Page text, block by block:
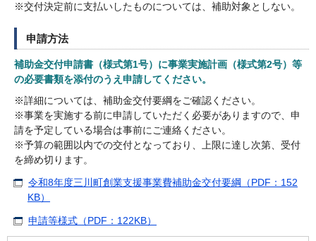
※交付決定前に支払いしたものについては、補助対象としない。
申請方法
補助金交付申請書（様式第1号）に事業実施計画（様式第2号）等
の必要書類を添付のうえ申請してください。
※詳細については、補助金交付要綱をご確認ください。
※事業を実施する前に申請していただく必要がありますので、申
請を予定している場合は事前にご連絡ください。
※予算の範囲以内での交付となっており、上限に達し次第、受付
を締め切ります。
令和8年度三川町創業支援事業費補助金交付要綱（PDF：152
KB）
申請等様式（PDF：122KB）